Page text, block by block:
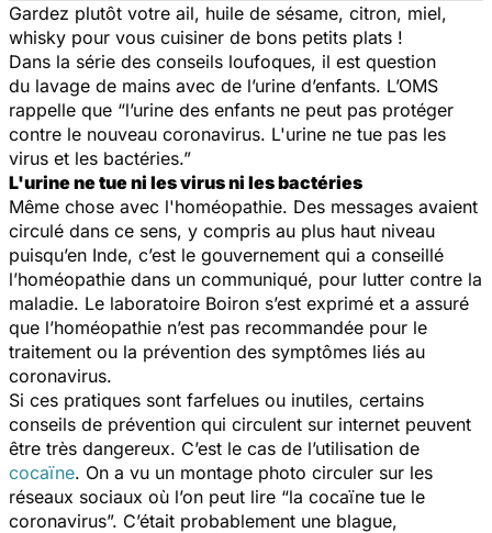
Gardez plutôt votre ail, huile de sésame, citron, miel,
whisky pour vous cuisiner de bons petits plats !
Dans la série des conseils loufoques, il est question
du lavage de mains avec de l’urine d’enfants. L’OMS
rappelle que “l’urine des enfants ne peut pas protéger
contre le nouveau coronavirus. L'urine ne tue pas les
virus et les bactéries.”
L'urine ne tue ni les virus ni les bactéries
Même chose avec l'homéopathie. Des messages avaient
circulé dans ce sens, y compris au plus haut niveau
puisqu’en Inde, c’est le gouvernement qui a conseillé
l’homéopathie dans un communiqué, pour lutter contre la
maladie. Le laboratoire Boiron s’est exprimé et a assuré
que l’homéopathie n’est pas recommandée pour le
traitement ou la prévention des symptômes liés au
coronavirus.
Si ces pratiques sont farfelues ou inutiles, certains
conseils de prévention qui circulent sur internet peuvent
être très dangereux. C’est le cas de l’utilisation de
cocaïne. On a vu un montage photo circuler sur les
réseaux sociaux où l’on peut lire “la cocaïne tue le
coronavirus”. C’était probablement une blague,